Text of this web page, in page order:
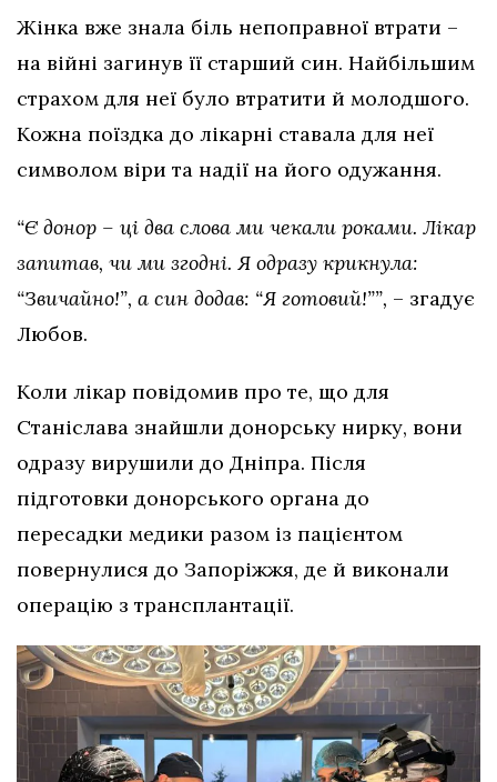
Жінка вже знала біль непоправної втрати –
на війні загинув її старший син. Найбільшим
страхом для неї було втратити й молодшого.
Кожна поїздка до лікарні ставала для неї
символом віри та надії на його одужання.
“Є донор – ці два слова ми чекали роками. Лікар
запитав, чи ми згодні. Я одразу крикнула:
“Звичайно!”, а син додав: “Я готовий!””, – згадує
Любов.
Коли лікар повідомив про те, що для
Станіслава знайшли донорську нирку, вони
одразу вирушили до Дніпра. Після
підготовки донорського органа до
пересадки медики разом із пацієнтом
повернулися до Запоріжжя, де й виконали
операцію з трансплантації.